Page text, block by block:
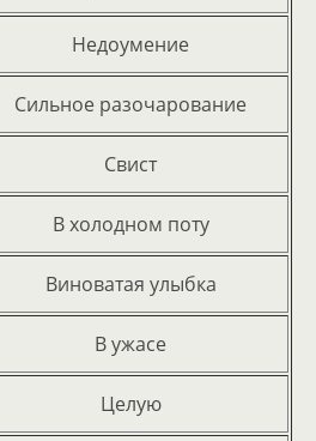
Недоумение
Сильное разочарование
Свист
В холодном поту
Виноватая улыбка
В ужасе
Целую